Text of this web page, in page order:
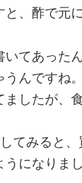
、酢で元
てあった
んですね
したが、
てみると
うになりま